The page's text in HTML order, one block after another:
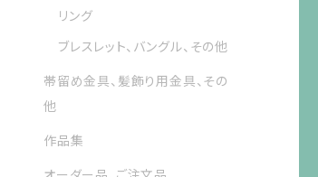
リング
ブレスレット、バングル、その他
帯留め金具、髪飾り用金具、その
他
作品集